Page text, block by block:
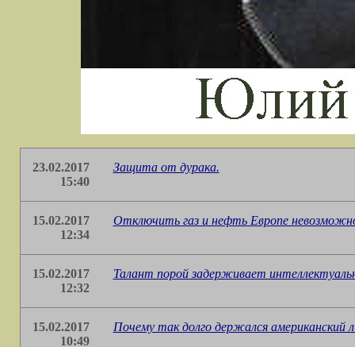
23.02.2017
15:40
Защита от дурака.
15.02.2017
12:34
Отключить газ и нефть Европе
15.02.2017
12:32
Талант порой задерживает
15.02.2017
10:49
Почему так долго держался американский